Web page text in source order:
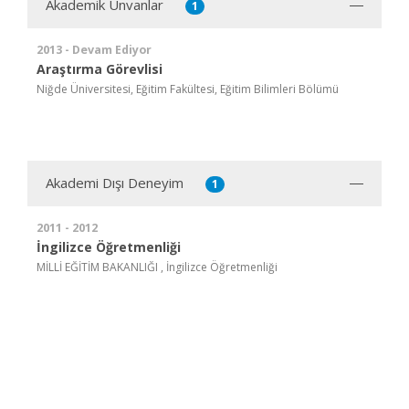
Akademik Ünvanlar 1
2013 - Devam Ediyor
Araştırma Görevlisi
Niğde Üniversitesi, Eğitim Fakültesi, Eğitim Bilimleri Bölümü
Akademi Dışı Deneyim 1
2011 - 2012
İngilizce Öğretmenliği
MİLLİ EĞİTİM BAKANLIĞI , İngilizce Öğretmenliği